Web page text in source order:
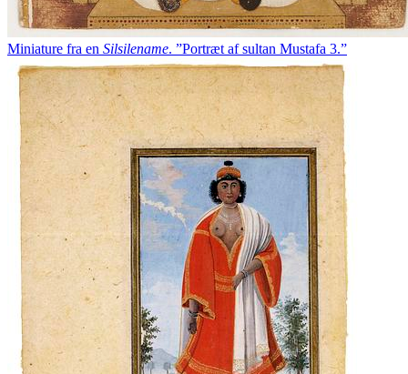
Miniature fra en Silsilename. ”Portræt af sultan Mustafa 3.”